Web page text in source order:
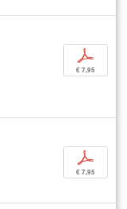
p
€ 7,95
p
€ 7,95